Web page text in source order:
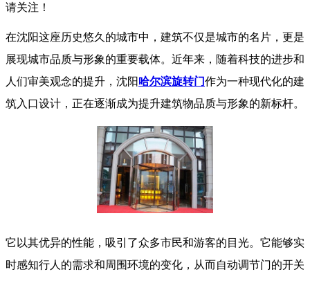
请关注！
在沈阳这座历史悠久的城市中，建筑不仅是城市的名片，更是
展现城市品质与形象的重要载体。近年来，随着科技的进步和
人们审美观念的提升，沈阳哈尔滨旋转门作为一种现代化的建
筑入口设计，正在逐渐成为提升建筑物品质与形象的新标杆。
它以其优异的性能，吸引了众多市民和游客的目光。它能够实
时感知行人的需求和周围环境的变化，从而自动调节门的开关